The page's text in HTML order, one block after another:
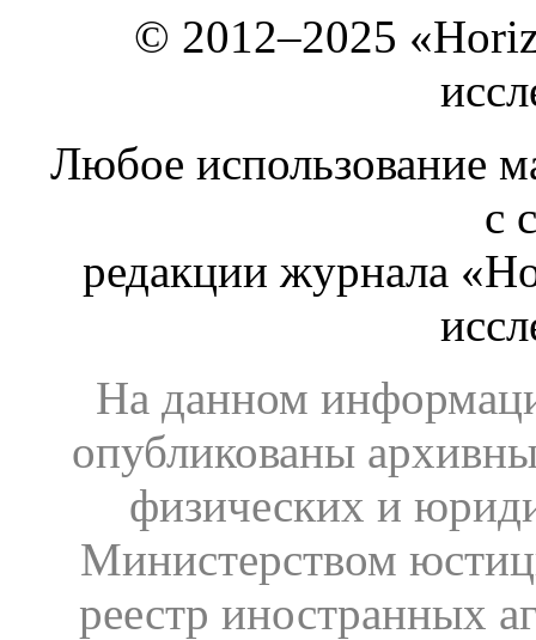
© 2012–2025
Любое использование
с
редакции журнала
На данном
опубликованы
физических и
Министерством
реестр иностранных